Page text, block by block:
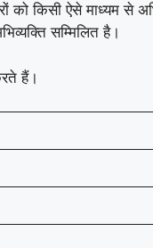
को किसी ऐसे माध्यम से
सम्मिलित है।
हैं।